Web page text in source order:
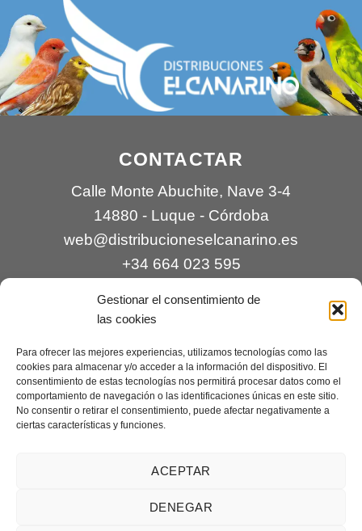
Gestionar el consentimiento de
las cookies
Para ofrecer las mejores experiencias, utilizamos tecnologías como las
cookies para almacenar y/o acceder a la información del dispositivo. El
consentimiento de estas tecnologías nos permitirá procesar datos como el
comportamiento de navegación o las identificaciones únicas en este sitio.
No consentir o retirar el consentimiento, puede afectar negativamente a
ciertas características y funciones.
ACEPTAR
DENEGAR
CONTACTAR
Calle Monte Abuchite, Nave 3-4
14880 - Luque - Córdoba
web@distribucioneselcanarino.es
+34 664 023 595
Contacto|Incidencias|Devoluciones |
Condiciones generales
Mantenimiento web a cargo deCreaciones Digitales – mantenimiento web